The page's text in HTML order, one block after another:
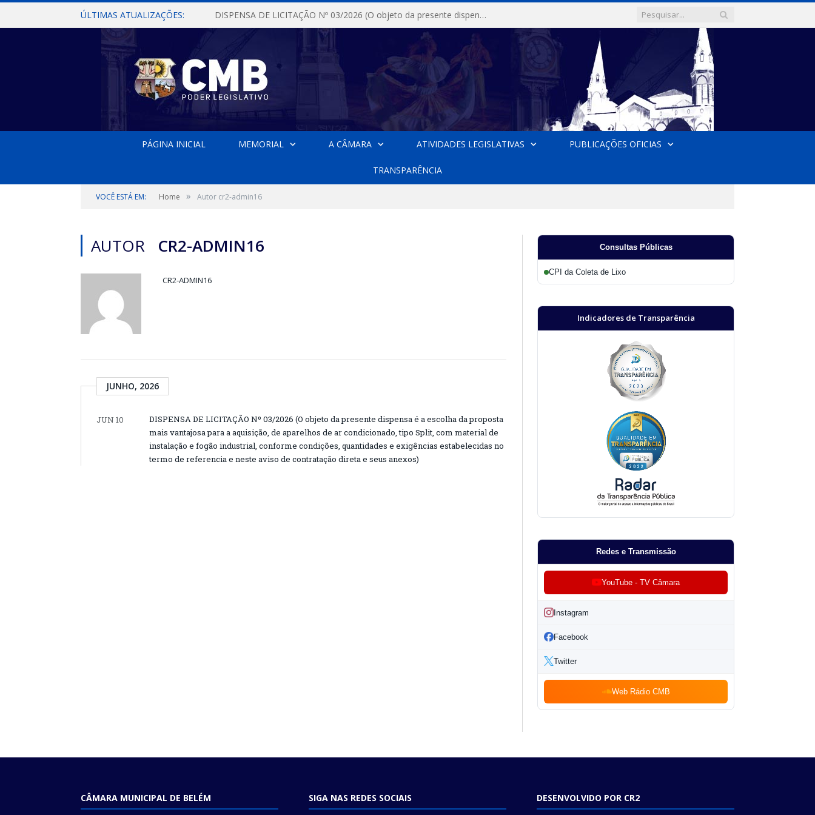
ÚLTIMAS ATUALIZAÇÕES: DISPENSA DE LICITAÇÃO Nº 03/2026 (O objeto da presente dispensa é a escolha da proposta mais vantajosa para a aquisição, de aparelhos de ar condicionado, tipo Split, com material de instalação e fogão industrial, conforme condições, quantidades e exigências estabelecidas no termo de referencia e neste aviso de contratação direta e seus anexos)
PÁGINA INICIAL MEMORIAL A CÂMARA ATIVIDADES LEGISLATIVAS PUBLICAÇÕES OFICIAS
TRANSPARÊNCIA
VOCÊ ESTÁ EM: Home » Autor cr2-admin16
AUTOR CR2-ADMIN16
CR2-ADMIN16
JUNHO, 2026
JUN 10
DISPENSA DE LICITAÇÃO Nº 03/2026 (O objeto da presente dispensa é a escolha da proposta
mais vantajosa para a aquisição, de aparelhos de ar condicionado, tipo Split, com material de
instalação e fogão industrial, conforme condições, quantidades e exigências estabelecidas no
termo de referencia e neste aviso de contratação direta e seus anexos)
Consultas Públicas
CPI da Coleta de Lixo
Indicadores de Transparência
Redes e Transmissão
YouTube - TV Câmara
Instagram
Facebook
Twitter
Web Rádio CMB
CÂMARA MUNICIPAL DE BELÉM SIGA NAS REDES SOCIAIS DESENVOLVIDO POR CR2